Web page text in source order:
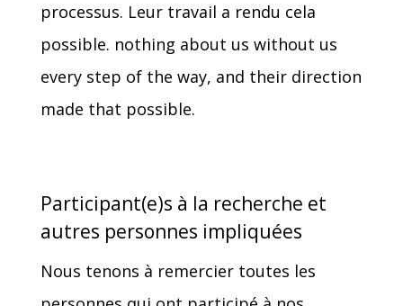
processus. Leur travail a rendu cela
possible. nothing about us without us
every step of the way, and their direction
made that possible.
Participant(e)s à la recherche et
autres personnes impliquées
Nous tenons à remercier toutes les